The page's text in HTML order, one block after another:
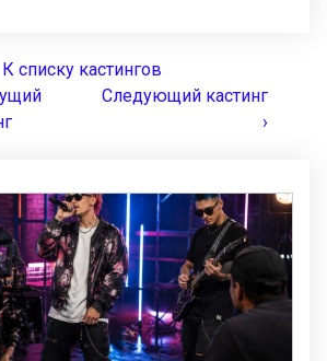
К списку кастингов
Следующий кастинг
›